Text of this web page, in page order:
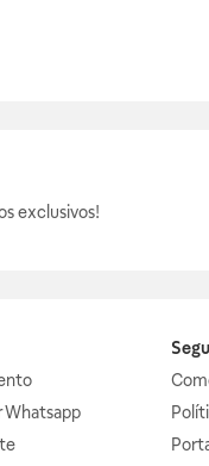
exclusivos!
Whatsapp